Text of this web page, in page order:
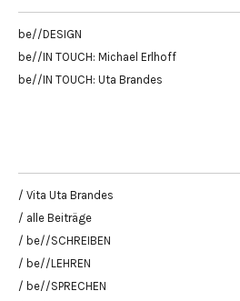
be//DESIGN
be//IN TOUCH: Michael Erlhoff
be//IN TOUCH: Uta Brandes
/ Vita Uta Brandes
/ alle Beiträge
/ be//SCHREIBEN
/ be//LEHREN
/ be//SPRECHEN